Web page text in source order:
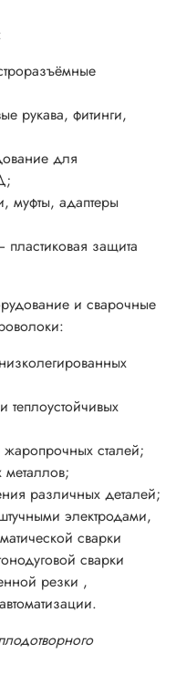
рукава, фитинги,
для
муфты, адаптеры
защита
и сварочные
сталей;
металлов;
различных деталей;
электродами,
сварки
сварки
резки ,